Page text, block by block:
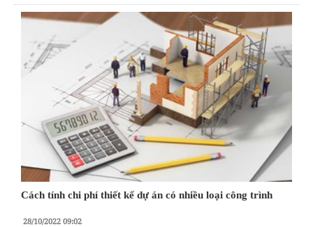
Cách tính chi phí thiết kế dự án có nhiều loại công trình
28/10/2022 09:02